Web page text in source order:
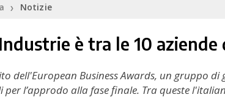
❯ Notizie
è tra le 10 aziende
dell'European Business Awards, un gruppo di
per l’approdo alla fase finale. Tra queste